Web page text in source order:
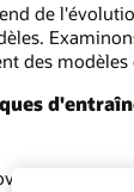
de
des modèles
de l'IA